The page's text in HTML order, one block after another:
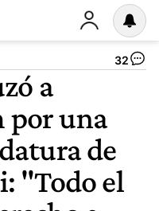
32
a
por una
de
"Todo el